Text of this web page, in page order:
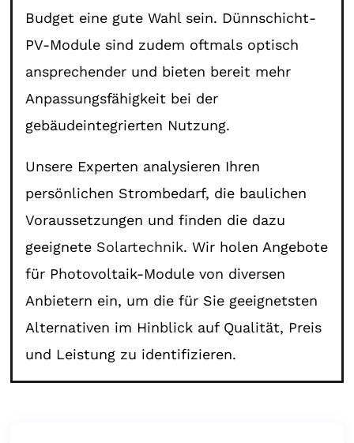
Budget eine gute Wahl sein. Dünnschicht-
PV-Module sind zudem oftmals optisch
ansprechender und bieten bereit mehr
Anpassungsfähigkeit bei der
gebäudeintegrierten Nutzung.
Unsere Experten analysieren Ihren
persönlichen Strombedarf, die baulichen
Voraussetzungen und finden die dazu
geeignete Solartechnik. Wir holen Angebote
für Photovoltaik-Module von diversen
Anbietern ein, um die für Sie geeignetsten
Alternativen im Hinblick auf Qualität, Preis
und Leistung zu identifizieren.